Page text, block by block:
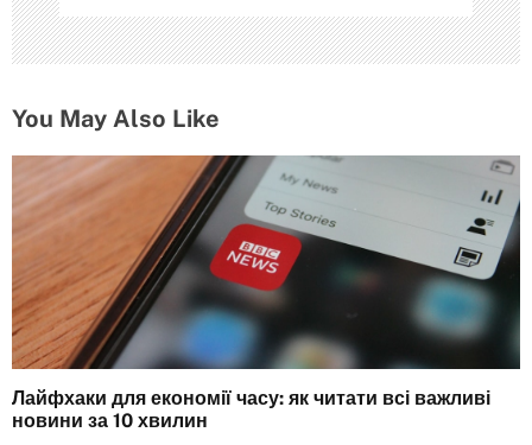
You May Also Like
Лайфхаки для економії часу: як читати всі важливі
новини за 10 хвилин